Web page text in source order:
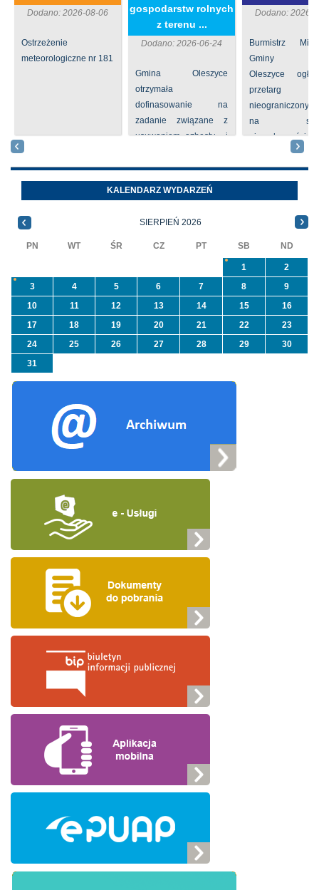
Dodano: 2026-08-06
Ostrzeżenie
meteorologiczne nr 181
gospodarstw rolnych
z terenu ...
Dodano: 2026-06-24
Gmina Oleszyce
otrzymała
dofinasowanie na
zadanie związane z
usuwaniem azbestu i
azbest w ramach
programu
priorytetowego
NFOŚiGW pn.
Dodano: 2026-
Burmistrz
Gminy
Oleszyce
przetarg
nieograniczony
na
nieruchomości nr
Oleszycach
Orzeszkowej.
informacji ...
KALENDARZ WYDARZEŃ
SIERPIEŃ 2026
PN WT ŚR CZ PT SB ND
1
2
3
4 5 6 7 8
9
10
11 12 13 14 15
16
17
18 19 20 21 22
23
24
25 26 27 28 29
30
31